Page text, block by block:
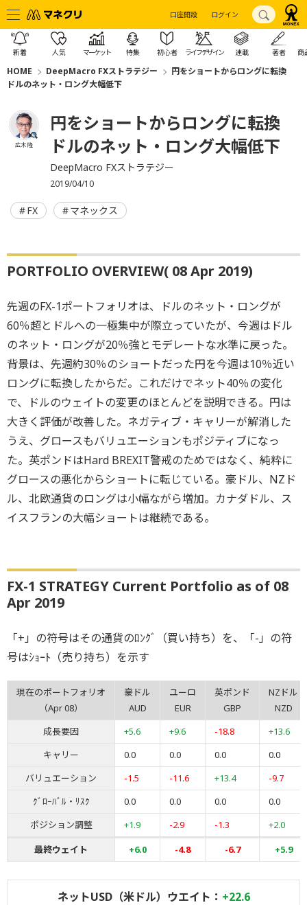
口座開設 ログイン
新着 人気 マーケット 特集 初心者 ライフデザイン 連載 著者 商
HOME DeepMacro FXストラテジー
円をショートからロングに転換
ドルのネット・ロング大幅低下
広木 隆
円をショートからロングに転換
ドルのネット・ロング大幅低下
DeepMacro FXストラテジー
2019/04/10
FX マネックス
PORTFOLIO OVERVIEW( 08 Apr 2019)
先週のFX-1ポートフォリオは、ドルのネット・ロングが
60％超とドルへの一極集中が際立っていたが、今週はドル
のネット・ロングが20％強とモデレートな水準に戻った。
背景は、先週約30％のショートだった円を今週は10％近い
ロングに転換したからだ。これだけでネット40％の変化
で、ドルのウェイトの変更のほとんどを説明できる。円は
大きく評価が改善した。ネガティブ・キャリーが解消した
うえ、グロースもバリュエーションもポジティブになっ
た。英ポンドはHard BREXIT警戒のためではなく、純粋に
グロースの悪化からショートに転じている。豪ドル、NZド
ル、北欧通貨のロングは小幅ながら増加。カナダドル、ス
イスフランの大幅ショートは継続である。
FX-1 STRATEGY Current Portfolio as of 08
Apr 2019
「+」の符号はその通貨のﾛﾝｸﾞ（買い持ち）を、「-」の符
号はｼｮｰﾄ（売り持ち）を示す
現在のポートフォリオ
（Apr 08）
豪ドル
AUD
ユーロ
EUR
英ポンド
GBP
NZドル
NZD
成長要因
+5.6 +9.6 -18.8
+13.6
キャリー
0.0 0.0 0.0
0.0
バリュエーション
-1.5 -11.6 +13.4
-9.7
ｸﾞﾛｰﾊﾞﾙ・ﾘｽｸ
0.0 0.0 0.0
0.0
ポジション調整
+1.9 -2.9 -1.3
+2.0
最終ウェイト
+6.0 -4.8 -6.7 +5.9
ネットUSD（米ドル）ウエイト： +22.6